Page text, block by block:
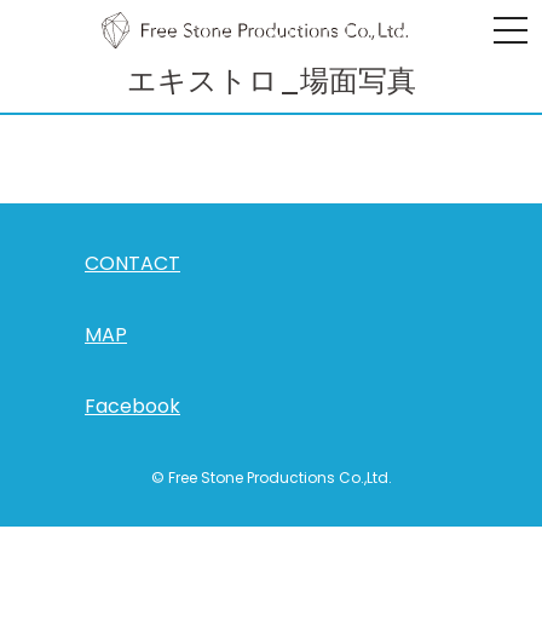
エキストロ_場面写真
CONTACT
MAP
Facebook
© Free Stone Productions Co.,Ltd.